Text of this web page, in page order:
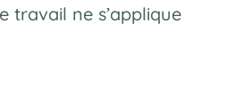
travail ne s’applique